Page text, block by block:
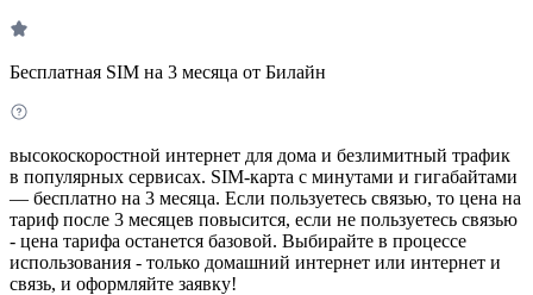
Бесплатная SIM на 3 месяца от Билайн
высокоскоростной интернет для дома и безлимитный трафик
в популярных сервисах. SIM-карта с минутами и гигабайтами
— бесплатно на 3 месяца. Если пользуетесь связью, то цена на
тариф после 3 месяцев повысится, если не пользуетесь связью
- цена тарифа останется базовой. Выбирайте в процессе
использования - только домашний интернет или интернет и
связь, и оформляйте заявку!